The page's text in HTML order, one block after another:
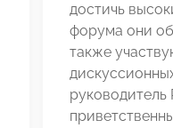
достичь
форума они
также
руководитель